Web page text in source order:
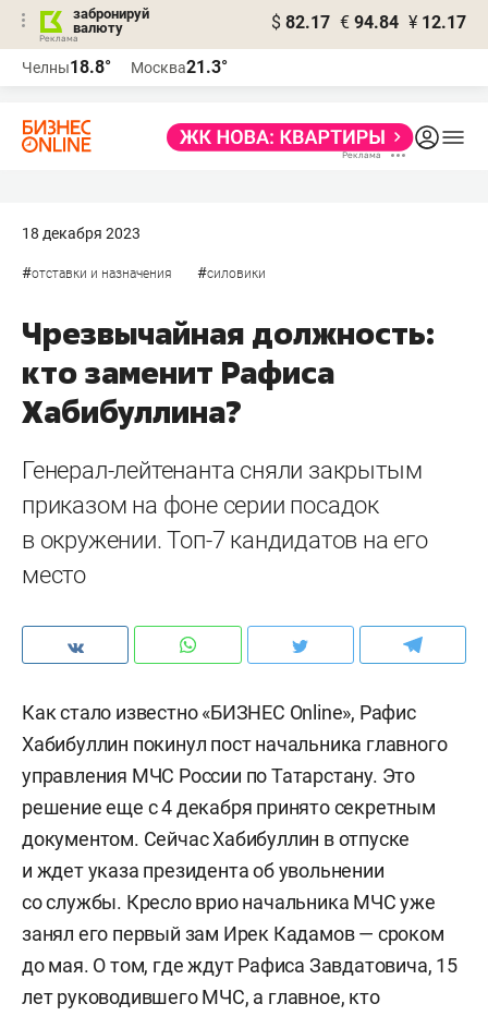
забронируй
валюту
$ 82.17 € 94.84 ¥ 12.17
Челны18.8° Москва21.3°
18 декабря 2023
#отставки и назначения #силовики
Чрезвычайная должность:
кто заменит Рафиса
Хабибуллина?
Генерал-лейтенанта сняли закрытым
приказом на фоне серии посадок
в окружении. Топ-7 кандидатов на его
место
Как стало известно «БИЗНЕС Online», Рафис
Хабибуллин покинул пост начальника главного
управления МЧС России по Татарстану. Это
решение еще с 4 декабря принято секретным
документом. Сейчас Хабибуллин в отпуске
и ждет указа президента об увольнении
со службы. Кресло врио начальника МЧС уже
занял его первый зам Ирек Кадамов — сроком
до мая. О том, где ждут Рафиса Завдатовича, 15
лет руководившего МЧС, а главное, кто